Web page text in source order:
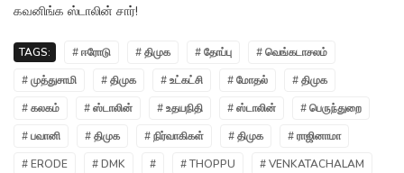
கவனிங்க ஸ்டாலின் சார்!
TAGS: # ஈரோடு # திமுக # தோப்பு
# வெங்கடாசலம்
# முத்துசாமி
# திமுக # உட்கட்சி # மோதல்
# திமுக
# கலகம்
# ஸ்டாலின் # உதயநிதி # ஸ்டாலின்
# பெருந்துறை
# பவானி
# திமுக # நிர்வாகிகள் # திமுக
# ராஜினாமா
# ERODE
# DMK # # THOPPU
# VENKATACHALAM